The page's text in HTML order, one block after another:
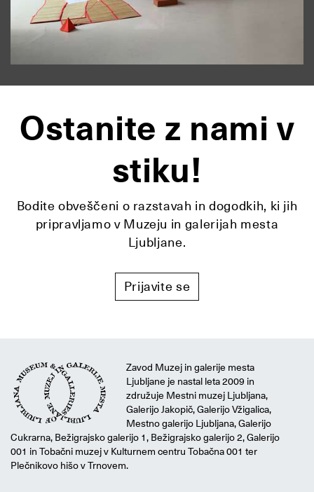
Ostanite z nami v
stiku!
Bodite obveščeni o razstavah in dogodkih, ki jih
pripravljamo v Muzeju in galerijah mesta
Ljubljane.
Prijavite se
Zavod Muzej in galerije mesta
Ljubljane je nastal leta 2009 in
združuje Mestni muzej Ljubljana,
Galerijo Jakopič, Galerijo Vžigalica,
Mestno galerijo Ljubljana, Galerijo
Cukrarna, Bežigrajsko galerijo 1, Bežigrajsko galerijo 2, Galerijo
001 in Tobačni muzej v Kulturnem centru Tobačna 001 ter
Plečnikovo hišo v Trnovem.